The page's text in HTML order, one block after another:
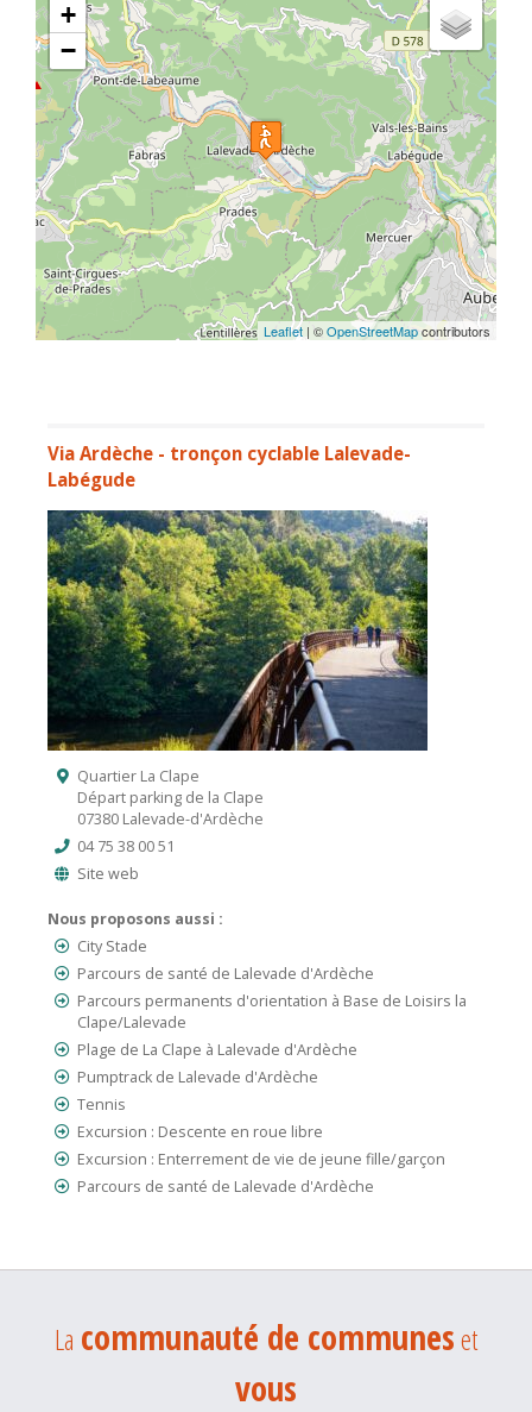
+
−
Leaflet | ©OpenStreetMapcontributors
Via Ardèche - tronçon cyclable Lalevade-
Labégude
Quartier La Clape
Départ parking de la Clape
07380 Lalevade-d'Ardèche
04 75 38 00 51
Site web
Nous proposons aussi :
City Stade
Parcours de santé de Lalevade d'Ardèche
Parcours permanents d'orientation à Base de Loisirs la
Clape/Lalevade
Plage de La Clape à Lalevade d'Ardèche
Pumptrack de Lalevade d'Ardèche
Tennis
Excursion : Descente en roue libre
Excursion : Enterrement de vie de jeune fille/garçon
Parcours de santé de Lalevade d'Ardèche
La communauté de communeset
vous